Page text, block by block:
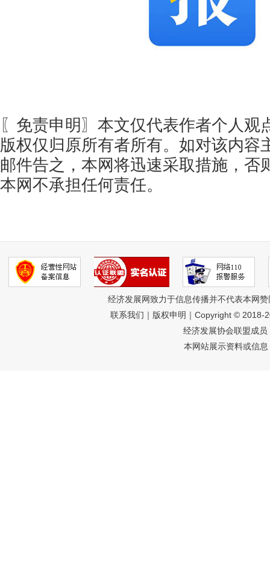
〖免责申明〗本文仅代表作者个人观
版权仅归原所有者所有。如对该内容
邮件告之，本网将迅速采取措施，否
本网不承担任何责任。
经济发展网致力于信息传播并不代表本网
联系我们 ｜ 版权申明 ｜Copyright © 2018-
经济发展协会联盟成
本网站展示资料或信